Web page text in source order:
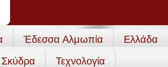
Έδεσσα Αλμωπία Ελλάδα
Σκύδρα Τεχνολογία